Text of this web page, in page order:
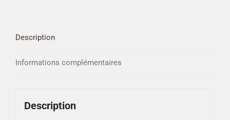
et
assis
Description
Informations complémentaires
Description